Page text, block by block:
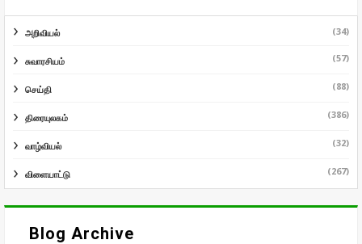
அறிவியல் (34)
சுவாரசியம் (57)
செய்தி (88)
திரையுலகம் (386)
வாழ்வியல் (32)
விளையாட்டு (267)
Blog Archive